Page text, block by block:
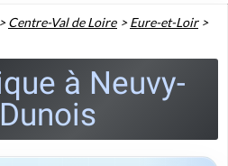
Centre-Val de Loire >Eure-et-Loir>
à Neuvy-